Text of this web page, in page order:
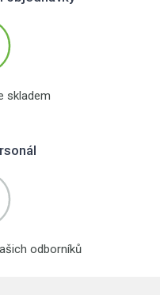
skladem
odborníků